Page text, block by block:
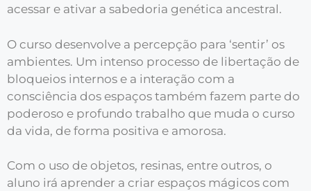
acessar e ativar a sabedoria genética ancestral.
O curso desenvolve a percepção para ‘sentir’ os
ambientes. Um intenso processo de libertação de
bloqueios internos e a interação com a
consciência dos espaços também fazem parte do
poderoso e profundo trabalho que muda o curso
da vida, de forma positiva e amorosa.
Com o uso de objetos, resinas, entre outros, o
aluno irá aprender a criar espaços mágicos com